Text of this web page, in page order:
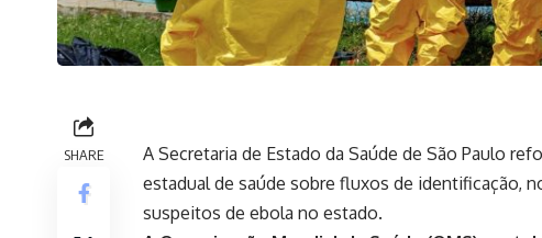
SHARE A Secretaria de Estado da Saúde de São Paulo
estadual de saúde sobre fluxos de identificação,
suspeitos de ebola no estado.